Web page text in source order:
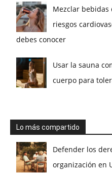
Mezclar bebidas
riesgos
debes conocer
Usar la sauna
cuerpo para
Lo más compartido
Defender los
organización en